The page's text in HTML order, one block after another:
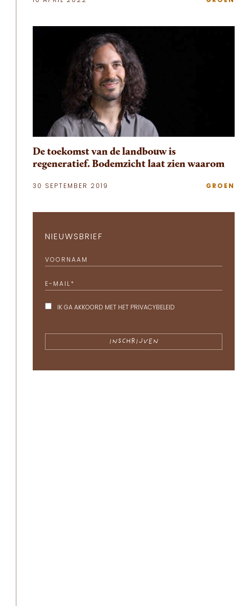
De toekomst van de landbouw is
regeneratief. Bodemzicht laat zien waarom
30 SEPTEMBER 2019 GROEN
NIEUWSBRIEF
VOORNAAM
E-MAIL *
IK GA AKKOORD MET HET PRIVACYBELEID